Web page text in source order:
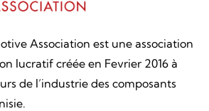
Association est une association
lucratif créée en Fevrier 2016 à
de l’industrie des composants